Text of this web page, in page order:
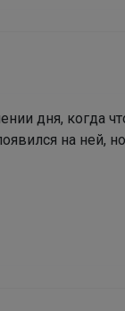
дня, когда
на ней,